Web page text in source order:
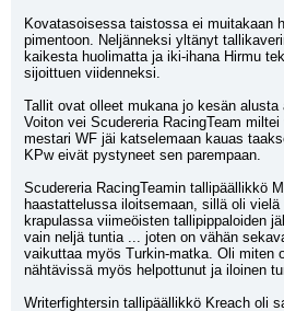
Kovatasoisessa taistossa ei muitakaan
pimentoon. Neljänneksi yltänyt
kaikesta huolimatta ja iki-ihana Hirmu
sijoittuen viidenneksi.
Tallit ovat olleet mukana jo kesän
Voiton vei Scudereria RacingTeam
mestari WF jäi katselemaan kauas
KPw eivät pystyneet sen parempaan.
Scudereria RacingTeamin tallipäällikkö
haastattelussa iloitsemaan, sillä oli
krapulassa viimeöisten tallipippaloiden
vain neljä tuntia ... joten on vähän
vaikuttaa myös Turkin-matka. Oli miten
nähtävissä myös helpottunut ja iloinen
Writerfightersin tallipäällikkö Kreach oli